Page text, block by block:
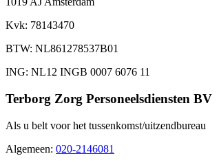
Kvk: 78143470
BTW: NL861278537B01
ING: NL12 INGB 0007 6076 11
Terborg Zorg Personeelsdiensten BV
Als u belt voor het tussenkomst/uitzendbureau
Algemeen: 020-2146081